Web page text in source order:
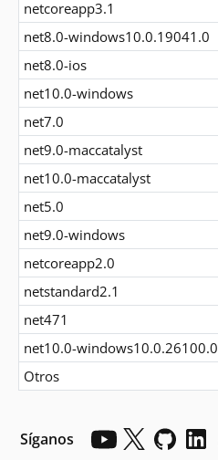
netcoreapp3.1
net8.0-windows10.0.19041.0
net8.0-ios
net10.0-windows
net7.0
net9.0-maccatalyst
net10.0-maccatalyst
net5.0
net9.0-windows
netcoreapp2.0
netstandard2.1
net471
net10.0-windows10.0.26100.0
Otros
Síganos